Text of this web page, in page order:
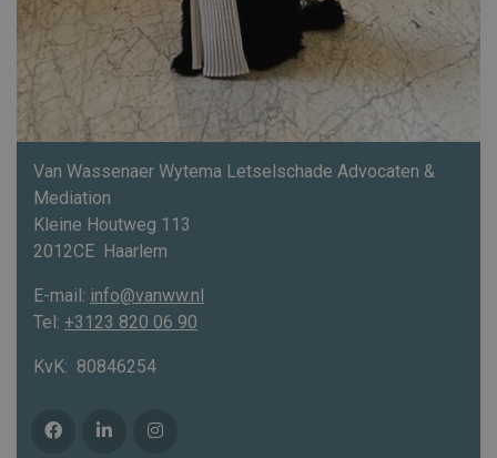
Van Wassenaer Wytema Letselschade Advocaten &
Mediation
Kleine Houtweg 113
2012CE Haarlem
E-mail: info@vanww.nl
Tel: +3123 820 06 90
KvK: 80846254